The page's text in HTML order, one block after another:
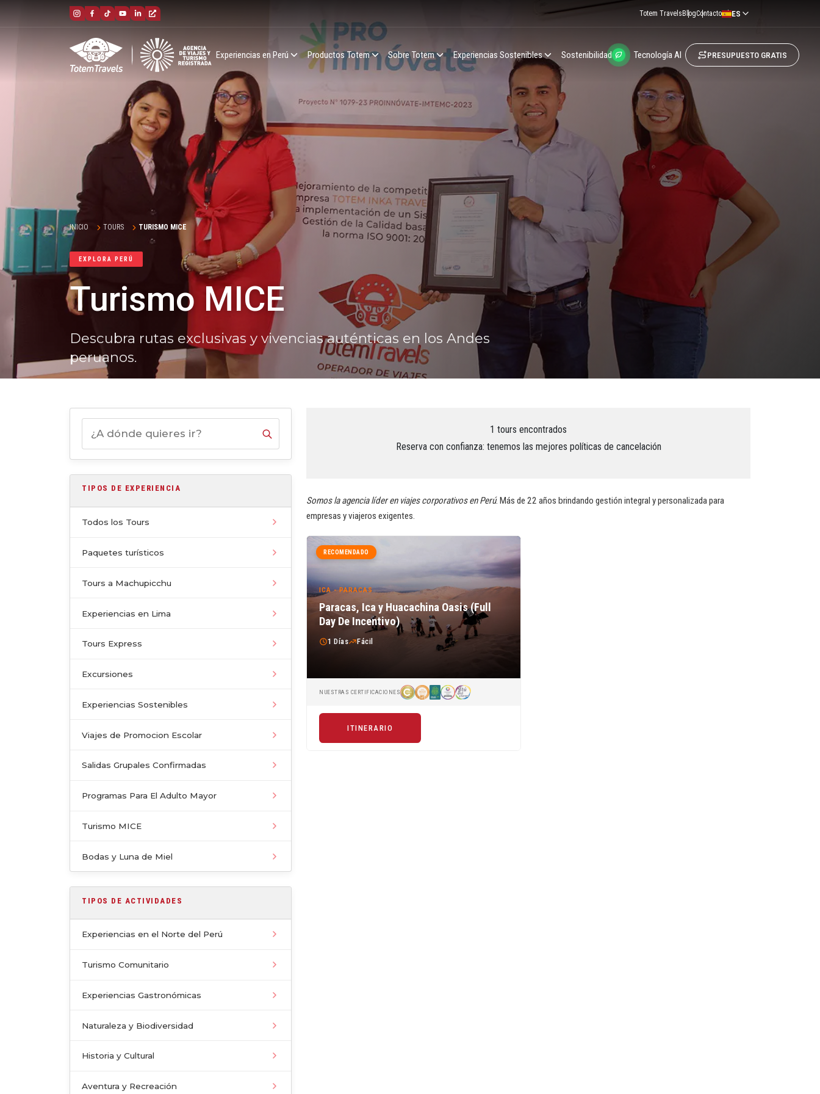
Totem Travels BlogContacto ES
Experiencias en Perú Productos Totem Sobre Totem Experiencias Sostenibles Sostenibilidad Tecnología AI PRESUPUESTO GRATIS
INICIO TOURS TURISMO MICE
EXPLORA PERÚ
Turismo MICE
Descubra rutas exclusivas y vivencias auténticas en los Andes
peruanos.
TIPOS DE EXPERIENCIA
Todos los Tours
Paquetes turísticos
Tours a Machupicchu
Experiencias en Lima
Tours Express
Excursiones
Experiencias Sostenibles
Viajes de Promocion Escolar
Salidas Grupales Confirmadas
Programas Para El Adulto Mayor
Turismo MICE
Bodas y Luna de Miel
TIPOS DE ACTIVIDADES
Experiencias en el Norte del Perú
Turismo Comunitario
Experiencias Gastronómicas
Naturaleza y Biodiversidad
Historia y Cultural
Aventura y Recreación
1 tours encontrados
Reserva con confianza: tenemos las mejores políticas de cancelación
Somos la agencia líder en viajes corporativos en Perú. Más de 22 años brindando gestión integral y personalizada para
empresas y viajeros exigentes.
RECOMENDADO
ICA - PARACAS
Paracas, Ica y Huacachina Oasis (Full
Day De Incentivo)
1 Días Fácil
NUESTRAS CERTIFICACIONES
ITINERARIO